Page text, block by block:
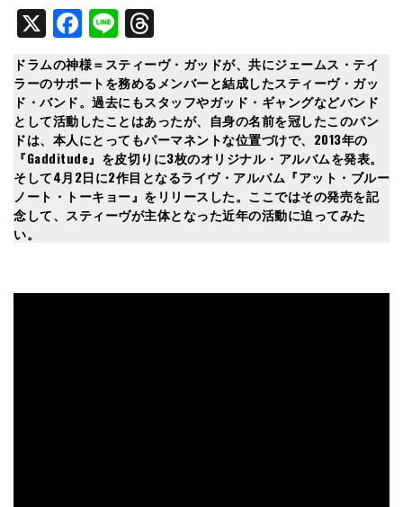
X Facebook
Line
ドラムの神様＝スティーヴ・ガッドが、共にジェームス・テイ
ラーのサポートを務めるメンバーと結成したスティーヴ・ガッ
ド・バンド。過去にもスタッフやガッド・ギャングなどバンド
として活動したことはあったが、自身の名前を冠したこのバン
ドは、本人にとってもパーマネントな位置づけで、2013年の
『Gadditude』を皮切りに3枚のオリジナル・アルバムを発表。
そして4月2日に2作目となるライヴ・アルバム『アット・ブルー
ノート・トーキョー』をリリースした。ここではその発売を記
念して、スティーヴが主体となった近年の活動に迫ってみた
い。